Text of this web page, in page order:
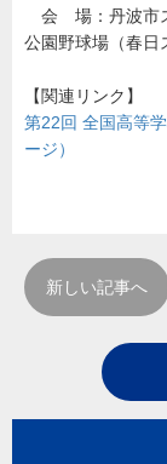
会 場：丹波市
公園野球場（春日
【関連リンク】
第22回 全国高等
ージ）
新しい記事へ